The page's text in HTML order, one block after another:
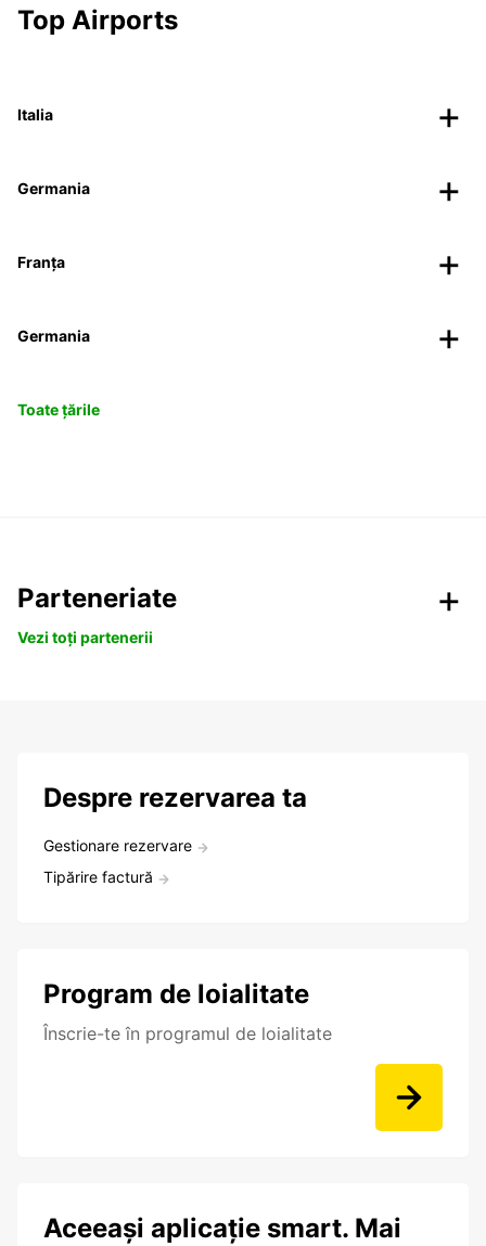
Top Airports
Italia
Germania
Franța
Germania
Toate țările
Parteneriate
Vezi toți partenerii
Despre rezervarea ta
Gestionare rezervare
Tipărire factură
Program de loialitate
Înscrie-te în programul de loialitate
Aceeași aplicație smart. Mai